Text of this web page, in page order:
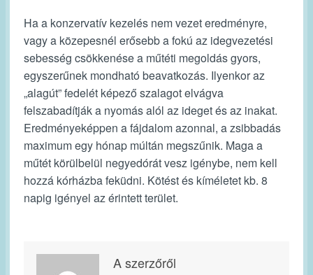
Ha a konzervatív kezelés nem vezet eredményre,
vagy a közepesnél erősebb a fokú az idegvezetési
sebesség csökkenése a műtéti megoldás gyors,
egyszerűnek mondható beavatkozás. Ilyenkor az
„alagút” fedelét képező szalagot elvágva
felszabadítják a nyomás alól az ideget és az inakat.
Eredményeképpen a fájdalom azonnal, a zsibbadás
maximum egy hónap múltán megszűnik. Maga a
műtét körülbelül negyedórát vesz igénybe, nem kell
hozzá kórházba feküdni. Kötést és kíméletet kb. 8
napig igényel az érintett terület.
A szerzőről